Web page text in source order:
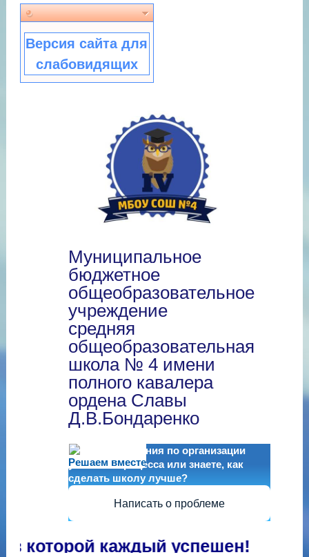
Версия сайта для
слабовидящих
Муниципальное
бюджетное
общеобразовательное
учреждение
средняя
общеобразовательная
школа № 4 имени
полного кавалера
ордена Славы
Д.В.Бондаренко
Решаем вместе
Есть предложения по организации
учебного процесса или знаете, как
сделать школу лучше?
Написать о проблеме
каждый успешен!